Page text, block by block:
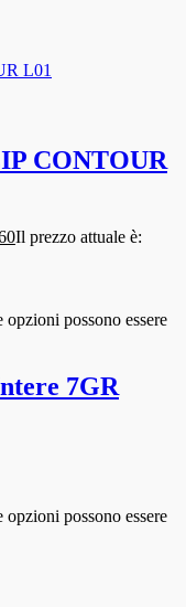
CONTOUR
Il prezzo attuale è:
possono essere
7GR
possono essere